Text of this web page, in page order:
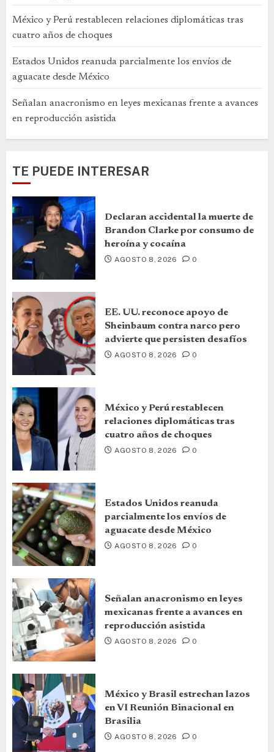
México y Perú restablecen relaciones diplomáticas tras
cuatro años de choques
Estados Unidos reanuda parcialmente los envíos de
aguacate desde México
Señalan anacronismo en leyes mexicanas frente a avances
en reproducción asistida
TE PUEDE INTERESAR
Declaran accidental la muerte de
Brandon Clarke por consumo de
heroína y cocaína
AGOSTO 8, 2026 0
EE. UU. reconoce apoyo de
Sheinbaum contra narco pero
advierte que persisten desafíos
AGOSTO 8, 2026 0
México y Perú restablecen
relaciones diplomáticas tras
cuatro años de choques
AGOSTO 8, 2026 0
Estados Unidos reanuda
parcialmente los envíos de
aguacate desde México
AGOSTO 8, 2026 0
Señalan anacronismo en leyes
mexicanas frente a avances en
reproducción asistida
AGOSTO 8, 2026 0
México y Brasil estrechan lazos
en VI Reunión Binacional en
Brasilia
AGOSTO 8, 2026 0